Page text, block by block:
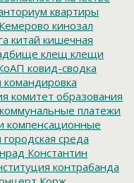
квартиры
Кемерово кинозал
китай кишечная
клещ клещи
ковид-сводка
командировка
комитет образования
коммунальные платежи
компенсационные
среда
Константин
контрабанда